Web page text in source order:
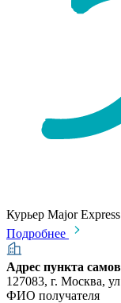
Курьер Major Express
Подробнее
Адрес пункта
127083, г. Москва,
ФИО получателя